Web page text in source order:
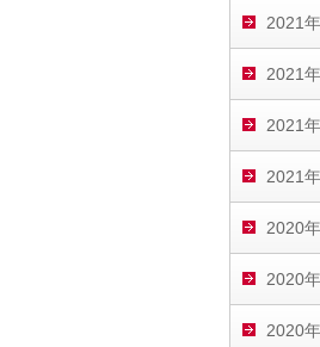
2021
2021
2021
2021
2020
2020
2020